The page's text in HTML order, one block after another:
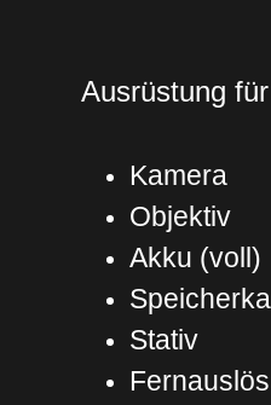
Ausrüstung
Kamera
Objektiv
Akku (voll)
Stativ